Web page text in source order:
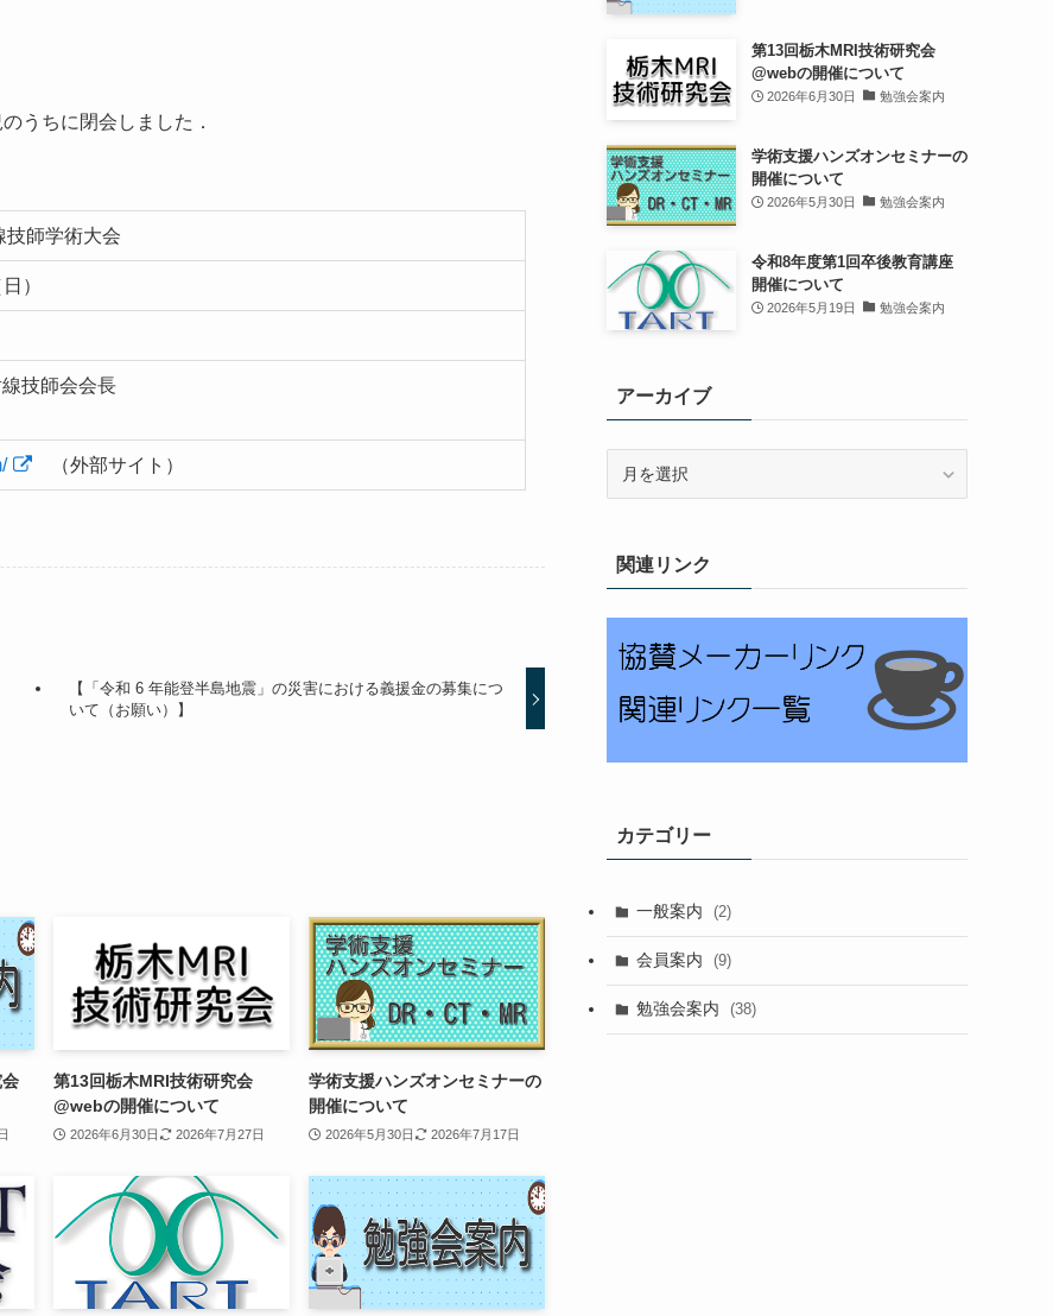
うちに閉会しました．
技師学術大会
）
技師会会長
（外部サイト）
【「令和 6 年能登半島地震」の災害における義援金の募集につ
いて（お願い）】
第13回栃木MRI技術研究会
@webの開催について
2026年6月30日 2026年7月27日
学術支援ハンズオンセミナーの
開催について
2026年5月30日 2026年7月17日
第13回栃木MRI技術研究会
@webの開催について
2026年6月30日 勉強会案内
学術支援ハンズオンセミナーの
開催について
2026年5月30日 勉強会案内
令和8年度第1回卒後教育講座
開催について
2026年5月19日 勉強会案内
アーカイブ
ブ関連リンク
カテゴリー
一般案内 (2)
会員案内 (9)
勉強会案内 (38)